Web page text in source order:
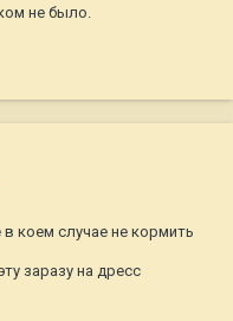
не было.
в коем случае не кормить
заразу на дресс